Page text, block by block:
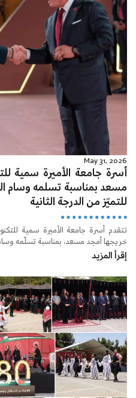
May 31, 2026
أسرة جامعة الأميرة سمية
مسعد بمناسبة تسلمه وسام
للتميّز من الدرجة الثانية
تتقدم أسرة جامعة الأميرة سمية
خريجها أمجد مسعد، بمناسبة تسلّمه
إقرأ المزيد